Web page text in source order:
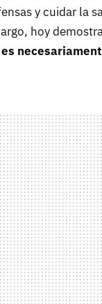
y cuidar la
hoy